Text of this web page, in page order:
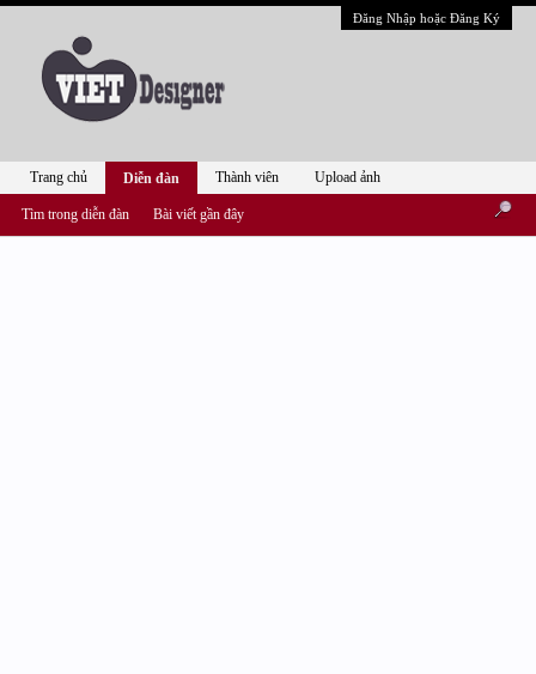
Đăng Nhập hoặc Đăng Ký
Trang chủ Diễn đàn
Tìm trong diễn đàn Bài viết gần đây
Thành viên Upload ảnh